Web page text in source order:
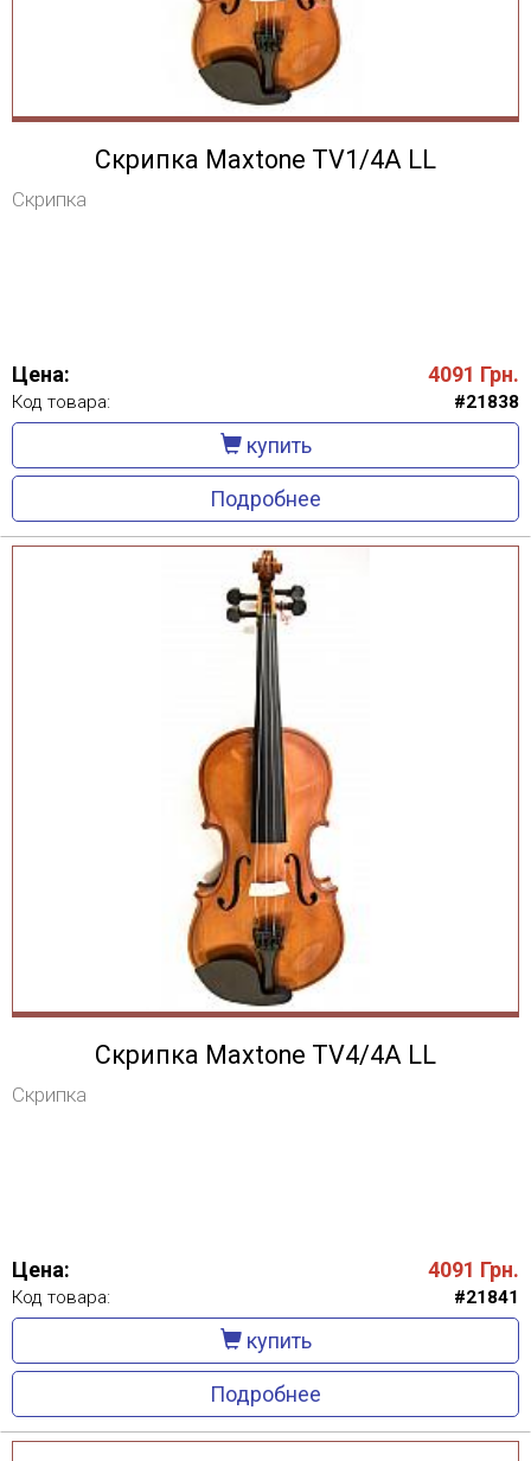
Скрипка Maxtone TV1/4A LL
Скрипка
Цена: 4091 Грн.
Код товара: #21838
купить
Подробнее
Скрипка Maxtone TV4/4A LL
Скрипка
Цена: 4091 Грн.
Код товара: #21841
купить
Подробнее